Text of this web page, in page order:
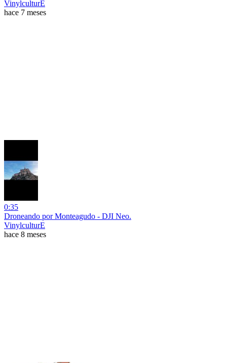
VinylculturE
hace 7 meses
0:35
Droneando por Monteagudo - DJI Neo.
VinylculturE
hace 8 meses